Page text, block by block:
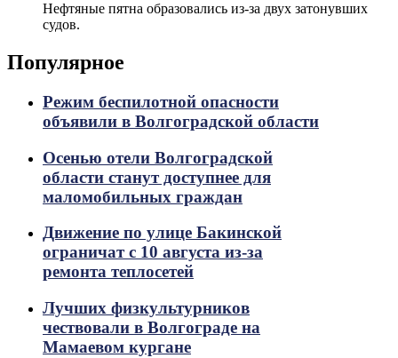
Нефтяные пятна образовались из-за двух затонувших
судов.
Популярное
Режим беспилотной опасности
объявили в Волгоградской области
Осенью отели Волгоградской
области станут доступнее для
маломобильных граждан
Движение по улице Бакинской
ограничат с 10 августа из-за
ремонта теплосетей
Лучших физкультурников
чествовали в Волгограде на
Мамаевом кургане